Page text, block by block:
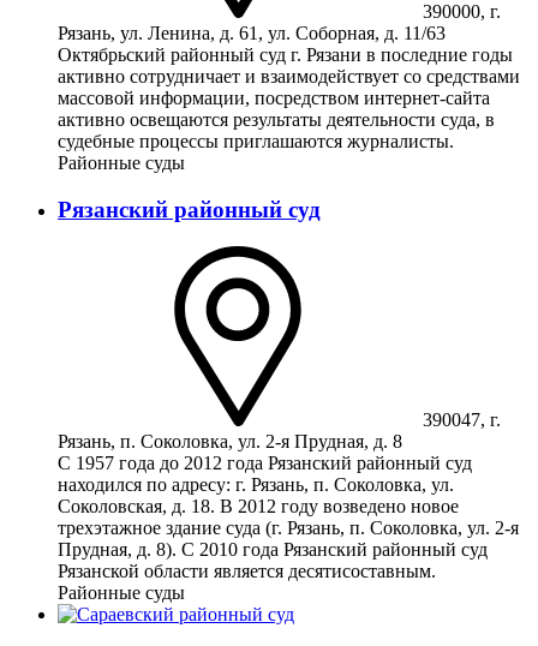
390000, г.
Рязань, ул. Ленина, д. 61, ул. Соборная, д. 11/63
Октябрьский районный суд г. Рязани в последние годы
активно сотрудничает и взаимодействует со средствами
массовой информации, посредством интернет-сайта
активно освещаются результаты деятельности суда, в
судебные процессы приглашаются журналисты.
Районные суды
Рязанский районный суд
390047, г.
Рязань, п. Соколовка, ул. 2-я Прудная, д. 8
С 1957 года до 2012 года Рязанский районный суд
находился по адресу: г. Рязань, п. Соколовка, ул.
Соколовская, д. 18. В 2012 году возведено новое
трехэтажное здание суда (г. Рязань, п. Соколовка, ул. 2-я
Прудная, д. 8). С 2010 года Рязанский районный суд
Рязанской области является десятисоставным.
Районные суды